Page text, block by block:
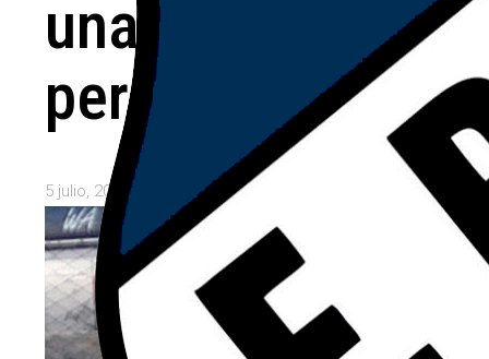
una jornada
perfecta
5 julio, 2026